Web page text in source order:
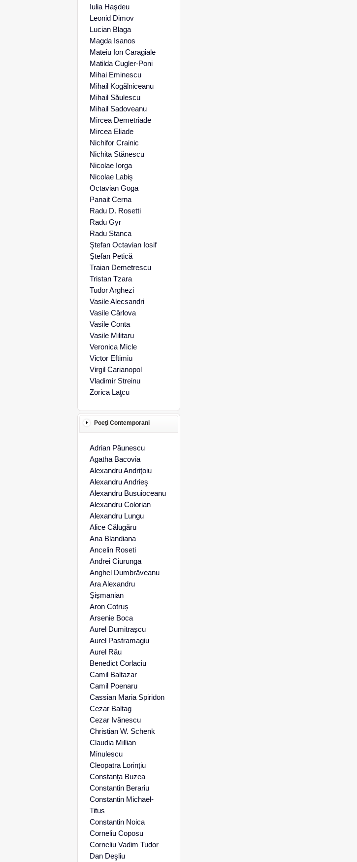
Iulia Haşdeu
Leonid Dimov
Lucian Blaga
Magda Isanos
Mateiu Ion Caragiale
Matilda Cugler-Poni
Mihai Eminescu
Mihail Kogălniceanu
Mihail Săulescu
Mihail Sadoveanu
Mircea Demetriade
Mircea Eliade
Nichifor Crainic
Nichita Stănescu
Nicolae Iorga
Nicolae Labiş
Octavian Goga
Panait Cerna
Radu D. Rosetti
Radu Gyr
Radu Stanca
Ştefan Octavian Iosif
Ștefan Petică
Traian Demetrescu
Tristan Tzara
Tudor Arghezi
Vasile Alecsandri
Vasile Cârlova
Vasile Conta
Vasile Militaru
Veronica Micle
Victor Eftimiu
Virgil Carianopol
Vladimir Streinu
Zorica Laţcu
Poeţi Contemporani
Adrian Păunescu
Agatha Bacovia
Alexandru Andriţoiu
Alexandru Andrieş
Alexandru Busuioceanu
Alexandru Colorian
Alexandru Lungu
Alice Călugăru
Ana Blandiana
Ancelin Roseti
Andrei Ciurunga
Anghel Dumbrăveanu
Ara Alexandru
Șișmanian
Aron Cotruș
Arsenie Boca
Aurel Dumitrașcu
Aurel Pastramagiu
Aurel Rău
Benedict Corlaciu
Camil Baltazar
Camil Poenaru
Cassian Maria Spiridon
Cezar Baltag
Cezar Ivănescu
Christian W. Schenk
Claudia Millian
Minulescu
Cleopatra Lorințiu
Constanţa Buzea
Constantin Berariu
Constantin Michael-
Titus
Constantin Noica
Corneliu Coposu
Corneliu Vadim Tudor
Dan Deşliu